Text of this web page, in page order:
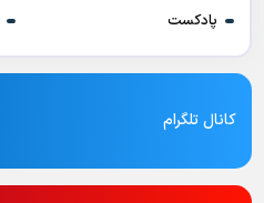
پادکست
کانال تلگرام